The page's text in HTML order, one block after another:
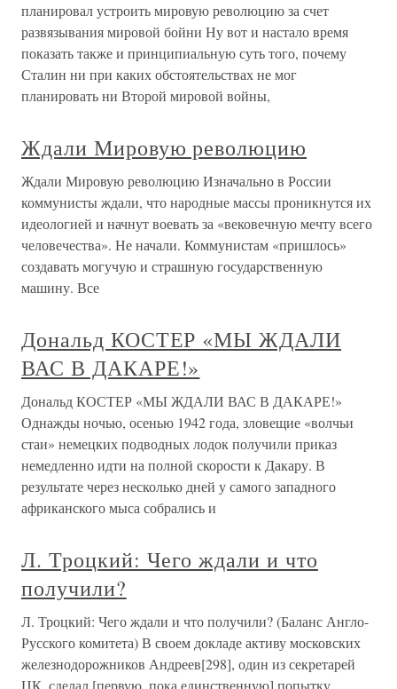
планировал устроить мировую революцию за счет
развязывания мировой бойни Ну вот и настало время
показать также и принципиальную суть того, почему
Сталин ни при каких обстоятельствах не мог
планировать ни Второй мировой войны,
Ждали Мировую революцию
Ждали Мировую революцию Изначально в России
коммунисты ждали, что народные массы проникнутся их
идеологией и начнут воевать за «вековечную мечту всего
человечества». Не начали. Коммунистам «пришлось»
создавать могучую и страшную государственную
машину. Все
Дональд КОСТЕР «МЫ ЖДАЛИ
ВАС В ДАКАРЕ!»
Дональд КОСТЕР «МЫ ЖДАЛИ ВАС В ДАКАРЕ!»
Однажды ночью, осенью 1942 года, зловещие «волчьи
стаи» немецких подводных лодок получили приказ
немедленно идти на полной скорости к Дакару. В
результате через несколько дней у самого западного
африканского мыса собрались и
Л. Троцкий: Чего ждали и что
получили?
Л. Троцкий: Чего ждали и что получили? (Баланс Англо-
Русского комитета) В своем докладе активу московских
железнодорожников Андреев[298], один из секретарей